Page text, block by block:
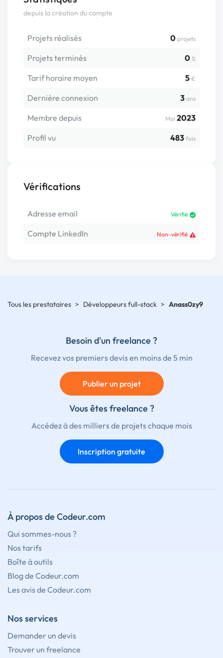
depuis la création du compte
Projets réalisés 0 projets
Projets terminés 0 %
Tarif horaire moyen 5 €
Dernière connexion 3 ans
Membre depuis Mai 2023
Profil vu
483 fois
Vérifications
Adresse email Vérifié
Compte LinkedIn Non-vérifié
Tous les prestataires > Développeurs full-stack > Anass0zy9
Besoin d'un freelance ?
Recevez vos premiers devis en moins de 5 min
Publier un projet
Vous êtes freelance ?
Accédez à des milliers de projets chaque mois
Inscription gratuite
À propos de Codeur.com
Qui sommes-nous ?
Nos tarifs
Boîte à outils
Blog de Codeur.com
Les avis de Codeur.com
Nos services
Demander un devis
Trouver un freelance